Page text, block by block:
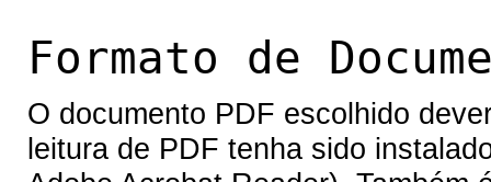
Formato de
O documento PDF escolhido
leitura de PDF tenha sido